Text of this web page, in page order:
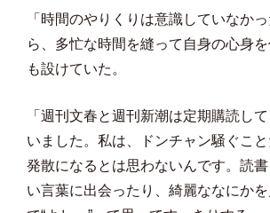
「時間のやりくりは意識していなか
ら、多忙な時間を縫って自身の心身
も設けていた。
「週刊文春と週刊新潮は定期購読し
いました。私は、ドンチャン騒ぐこ
発散になるとは思わないんです。読
い言葉に出会ったり、綺麗ななにか